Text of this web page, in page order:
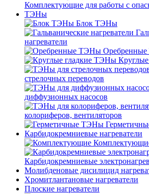
Комплектующие для работы с
ТЭНы
Блок ТЭНы
нагреватели
стрелочных переводов
диффузионных насосов
колориферов, вентиляторов
Карбидокремниевые нагреватели
Карбидокремниевые
Молибденовые дисилицид
Хромитлантановые нагреватели
Плоские нагреватели